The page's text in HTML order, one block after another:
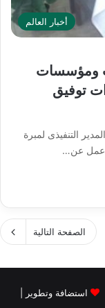
أخبار العالم
ومؤسسات
توفيق
التنفيذى لمبرة
عمل عن…
الصفحة التالية
استضافة وتطوير |